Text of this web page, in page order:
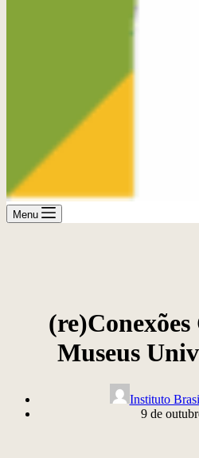
Menu
(re)Conexões
Museus
Instituto
9 de